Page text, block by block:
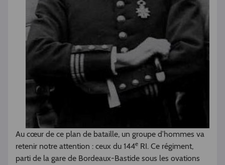
Au cœur de ce plan de bataille, un groupe d’hommes va
retenir notre attention : ceux du 144e RI. Ce régiment,
parti de la gare de Bordeaux-Bastide sous les ovations